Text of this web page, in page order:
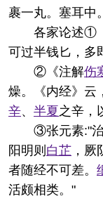
裹一丸。塞耳中
各家论述①
可过半钱匕，多
②《注解伤
燥。《内经》云
辛、 半夏之辛，
③张元素:"
阳明则 白芷 ，厥
者随经不可差。
活颇相类。"